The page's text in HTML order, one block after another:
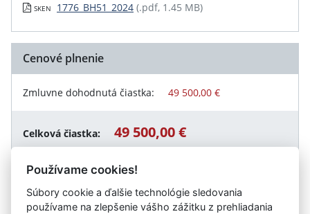
SKEN 1776_BH51_2024 (.pdf, 1.45 MB)
Cenové plnenie
Zmluvne dohodnutá čiastka: 49 500,00 €
Celková čiastka: 49 500,00 €
Návrat späť
Používame cookies!
Súbory cookie a ďalšie technológie sledovania
používame na zlepšenie vášho zážitku z prehliadania